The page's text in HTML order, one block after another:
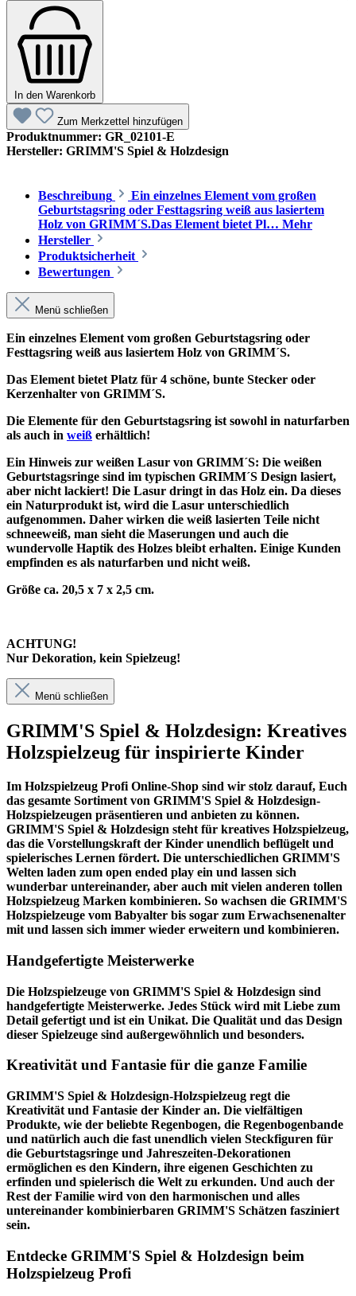
In den Warenkorb
Zum Merkzettel hinzufügen
Produktnummer: GR_02101-E
Hersteller: GRIMM'S Spiel & Holzdesign
Beschreibung
Ein einzelnes Element vom großen
Geburtstagsring oder Festtagsring weiß aus lasiertem
Holz von GRIMM´S.Das Element bietet Pl… Mehr
Hersteller
Produktsicherheit
Bewertungen
Menü schließen
Ein einzelnes Element vom großen Geburtstagsring oder
Festtagsring weiß aus lasiertem Holz von GRIMM´S.
Das Element bietet Platz für 4 schöne, bunte Stecker oder
Kerzenhalter von GRIMM´S.
Die Elemente für den Geburtstagsring ist sowohl in naturfarben
als auch in weiß erhältlich!
Ein Hinweis zur weißen Lasur von GRIMM´S: Die weißen
Geburtstagsringe sind im typischen GRIMM´S Design lasiert,
aber nicht lackiert! Die Lasur dringt in das Holz ein. Da dieses
ein Naturprodukt ist, wird die Lasur unterschiedlich
aufgenommen. Daher wirken die weiß lasierten Teile nicht
schneeweiß, man sieht die Maserungen und auch die
wundervolle Haptik des Holzes bleibt erhalten. Einige Kunden
empfinden es als naturfarben und nicht weiß.
Größe ca. 20,5 x 7 x 2,5 cm.
ACHTUNG!
Nur Dekoration, kein Spielzeug!
Menü schließen
GRIMM'S Spiel & Holzdesign: Kreatives
Holzspielzeug für inspirierte Kinder
Im Holzspielzeug Profi Online-Shop sind wir stolz darauf, Euch
das gesamte Sortiment von GRIMM'S Spiel & Holzdesign-
Holzspielzeugen präsentieren und anbieten zu können.
GRIMM'S Spiel & Holzdesign steht für kreatives Holzspielzeug,
das die Vorstellungskraft der Kinder unendlich beflügelt und
spielerisches Lernen fördert. Die unterschiedlichen GRIMM'S
Welten laden zum open ended play ein und lassen sich
wunderbar untereinander, aber auch mit vielen anderen tollen
Holzspielzeug Marken kombinieren. So wachsen die GRIMM'S
Holzspielzeuge vom Babyalter bis sogar zum Erwachsenenalter
mit und lassen sich immer wieder erweitern und kombinieren.
Handgefertigte Meisterwerke
Die Holzspielzeuge von GRIMM'S Spiel & Holzdesign sind
handgefertigte Meisterwerke. Jedes Stück wird mit Liebe zum
Detail gefertigt und ist ein Unikat. Die Qualität und das Design
dieser Spielzeuge sind außergewöhnlich und besonders.
Kreativität und Fantasie für die ganze Familie
GRIMM'S Spiel & Holzdesign-Holzspielzeug regt die
Kreativität und Fantasie der Kinder an. Die vielfältigen
Produkte, wie der beliebte Regenbogen, die Regenbogenbande
und natürlich auch die fast unendlich vielen Steckfiguren für
die Geburtstagsringe und Jahreszeiten-Dekorationen
ermöglichen es den Kindern, ihre eigenen Geschichten zu
erfinden und spielerisch die Welt zu erkunden. Und auch der
Rest der Familie wird von den harmonischen und alles
untereinander kombinierbaren GRIMM'S Schätzen fasziniert
sein.
Entdecke GRIMM'S Spiel & Holzdesign beim
Holzspielzeug Profi